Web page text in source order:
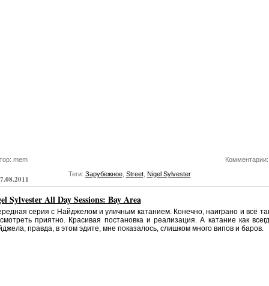
mem
Комментарии:
Теги: Зарубежное, Street, Nigel Sylvester
Sylvester All Day Sessions: Bay Area
серия с Найджелом и уличным катанием. Конечно, наиграно и всё
приятно. Красивая постановка и реализация. А катание как
правда, в этом эдите, мне показалось, слишком много випов и баров.